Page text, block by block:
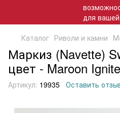
Каталог Риволи и камни
Маркиз (Navette)
цвет - Maroon
Артикул: 19935 Оставить